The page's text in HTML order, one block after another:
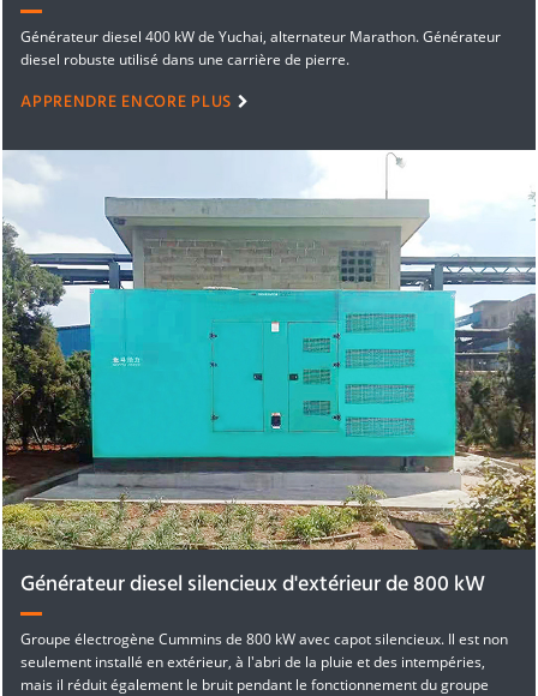
Générateur diesel 400 kW de Yuchai, alternateur Marathon. Générateur
diesel robuste utilisé dans une carrière de pierre.
APPRENDRE ENCORE PLUS
Générateur diesel silencieux d'extérieur de 800 kW
Groupe électrogène Cummins de 800 kW avec capot silencieux. Il est non
seulement installé en extérieur, à l'abri de la pluie et des intempéries,
mais il réduit également le bruit pendant le fonctionnement du groupe